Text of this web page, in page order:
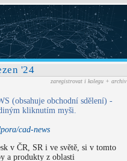
'24
zaregistrovat i kolegu + archiv
(obsahuje obchodní sdělení) -
kliknutím myši.
cad-news
v ČR, SR i ve světě, si v tomto
a produkty z oblasti